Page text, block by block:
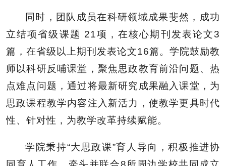
同时，团队成员在科研领域成果斐然，成功
立结项省级课题 21项，在核心期刊发表论文3
篇，在省级以上期刊发表论文16篇。学院鼓励教
师以科研反哺课堂，聚焦思政教育前沿问题、热
点难点问题，通过将最新研究成果融入课堂，为
思政课程教学内容注入新活力，使教学更具时代
性、针对性，为教学改革持续赋能。
学院秉持“大思政课”育人导向，积极推进协